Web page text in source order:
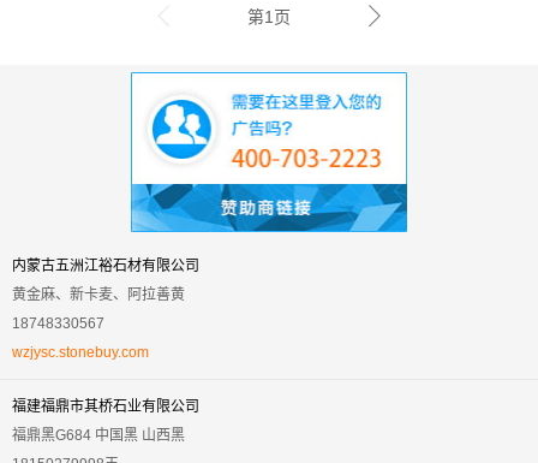
第1页
内蒙古五洲江裕石材有限公司
黄金麻、新卡麦、阿拉善黄
18748330567
wzjysc.stonebuy.com
福建福鼎市其桥石业有限公司
福鼎黑G684 中国黑 山西黑